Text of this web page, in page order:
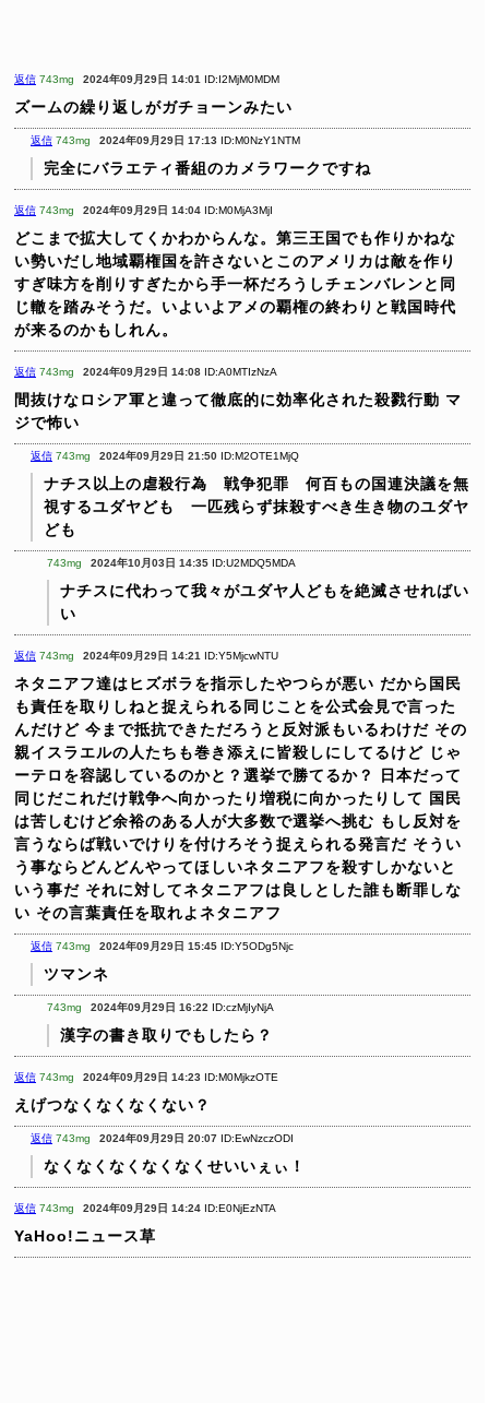
返信 743mg 2024年09月29日 14:01 ID:I2MjM0MDM
ズームの繰り返しがガチョーンみたい
返信 743mg 2024年09月29日 17:13 ID:M0NzY1NTM
完全にバラエティ番組のカメラワークですね
返信 743mg 2024年09月29日 14:04 ID:M0MjA3MjI
どこまで拡大してくかわからんな。第三王国でも作りかねな
い勢いだし地域覇権国を許さないとこのアメリカは敵を作り
すぎ味方を削りすぎたから手一杯だろうしチェンバレンと同
じ轍を踏みそうだ。いよいよアメの覇権の終わりと戦国時代
が来るのかもしれん。
返信 743mg 2024年09月29日 14:08 ID:A0MTIzNzA
間抜けなロシア軍と違って徹底的に効率化された殺戮行動 マ
ジで怖い
返信 743mg 2024年09月29日 21:50 ID:M2OTE1MjQ
ナチス以上の虐殺行為 戦争犯罪 何百もの国連決議を無
視するユダヤども 一匹残らず抹殺すべき生き物のユダヤ
ども
743mg 2024年10月03日 14:35 ID:U2MDQ5MDA
ナチスに代わって我々がユダヤ人どもを絶滅させればい
い
返信 743mg 2024年09月29日 14:21 ID:Y5MjcwNTU
ネタニアフ達はヒズボラを指示したやつらが悪い だから国民
も責任を取りしねと捉えられる同じことを公式会見で言った
んだけど 今まで抵抗できただろうと反対派もいるわけだ その
親イスラエルの人たちも巻き添えに皆殺しにしてるけど じゃ
ーテロを容認しているのかと？選挙で勝てるか？
日本だって
同じだこれだけ戦争へ向かったり増税に向かったりして 国民
は苦しむけど余裕のある人が大多数で選挙へ挑む もし反対を
言うならば戦いでけりを付けろそう捉えられる発言だ そうい
う事ならどんどんやってほしいネタニアフを殺すしかないと
いう事だ それに対してネタニアフは良しとした誰も断罪しな
い その言葉責任を取れよネタニアフ
返信 743mg 2024年09月29日 15:45 ID:Y5ODg5Njc
ツマンネ
743mg 2024年09月29日 16:22 ID:czMjIyNjA
漢字の書き取りでもしたら？
返信 743mg 2024年09月29日 14:23 ID:M0MjkzOTE
えげつなくなくなくない？
返信 743mg 2024年09月29日 20:07 ID:EwNzczODI
なくなくなくなくなくせいいぇぃ！
返信 743mg 2024年09月29日 14:24 ID:E0NjEzNTA
YaHoo!ニュース草